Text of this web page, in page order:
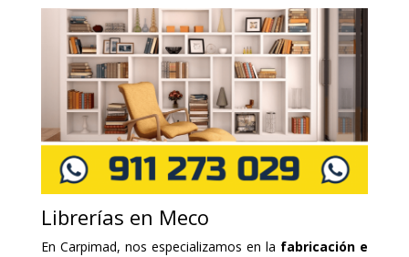
Librerías en Meco
En Carpimad, nos especializamos en la fabricación e